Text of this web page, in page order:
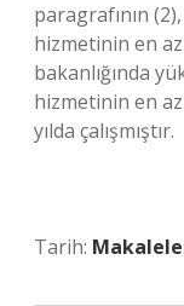
paragrafının
hizmetinin en
bakanlığında
hizmetinin en az
yılda çalışmıştır.
Tarih: